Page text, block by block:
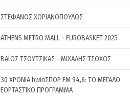
ΣΤΕΦΑΝΟΣ ΧΩΡΙΑΝΟΠΟΥΛΟΣ
ATHENS METRO MALL - EUROBASKET 2025
ΒΑΪΟΣ ΤΣΟΥΤΣΙΚΑΣ - ΜΙΧΑΛΗΣ ΤΣΟΧΟΣ
30 ΧΡΟΝΙΑ bwinΣΠΟΡ FM 94,6: ΤΟ ΜΕΓΑΛΟ
ΕΟΡΤΑΣΤΙΚΟ ΠΡΟΓΡΑΜΜΑ